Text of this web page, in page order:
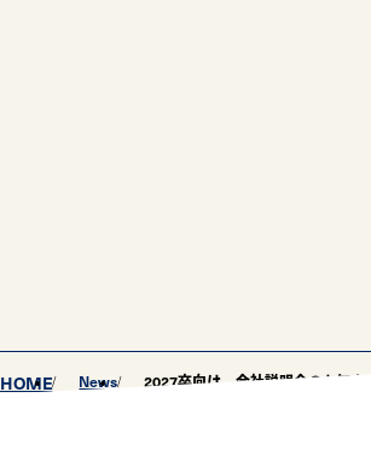
HOME News 2027卒向け 会社説明会のお知ら